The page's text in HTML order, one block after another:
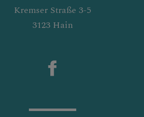
Kremser Straße 3-5
3123 Hain